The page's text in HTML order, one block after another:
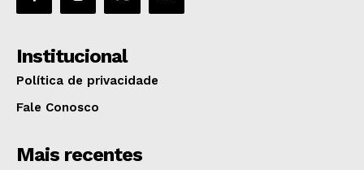
Institucional
Política de privacidade
Fale Conosco
Mais recentes